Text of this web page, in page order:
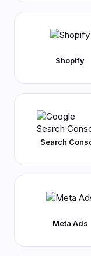
Shopify
Search
Meta Ads